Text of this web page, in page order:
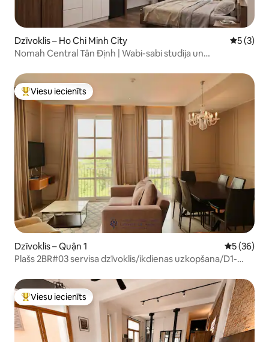
Dzīvoklis – Ho Chi Minh City Vidējais
5 (3)
Nomah Central Tân Định | Wabi-sabi studija un
Populārs viesu iecienīts mājoklis
Viesu iecienīts
Dzīvoklis – Quận 1 Vidējais
5 (36)
Plašs 2BR#03 servisa dzīvoklis/ikdienas uzkopšana/D1-
Populārs viesu iecienīts mājoklis
Viesu iecienīts